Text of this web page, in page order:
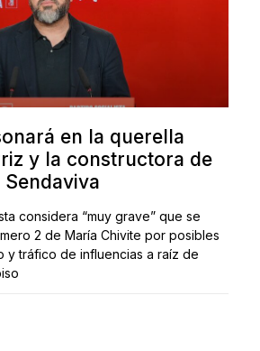
en la querella
y la constructora de
considera “muy grave” que se
2 de María Chivite por posibles
y tráfico de influencias a raíz de